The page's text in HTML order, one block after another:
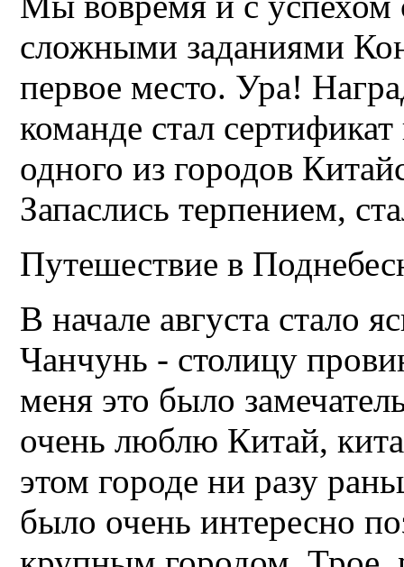
сложными заданиями
первое место. Ура!
команде стал
одного из городов
Запаслись терпением,
Путешествие в
В начале августа стало
Чанчунь - столицу
меня это было
очень люблю Китай,
этом городе ни разу
было очень интересно